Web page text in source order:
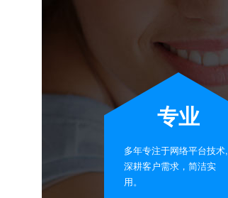
专业
多年专注于网络平台技术,
深耕客户需求，简洁实
用。